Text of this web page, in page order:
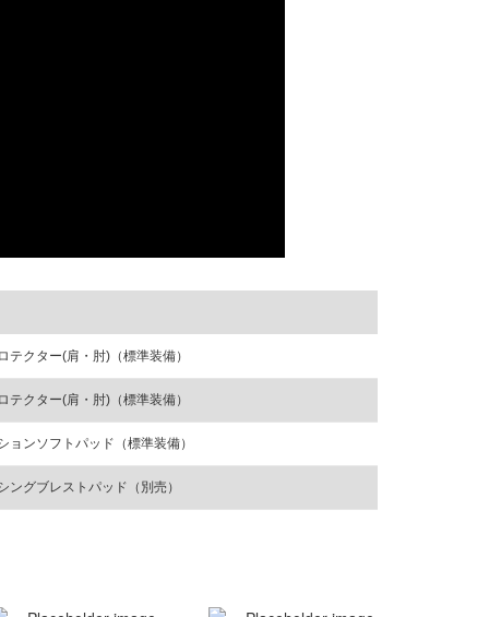
テクター(肩・肘)（標準装備）
テクター(肩・肘)（標準装備）
ョンソフトパッド（標準装備）
ングブレストパッド（別売）